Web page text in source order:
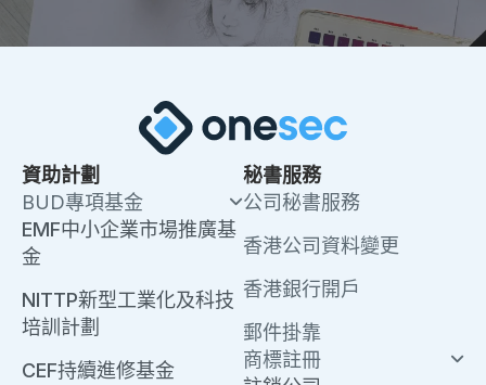
資助計劃
BUD專項基金
EMF中小企業市場推廣基
金
NITTP新型工業化及科技
培訓計劃
CEF持續進修基金
秘書服務
公司秘書服務
香港公司資料變更
香港銀行開戶
郵件掛靠
商標註冊